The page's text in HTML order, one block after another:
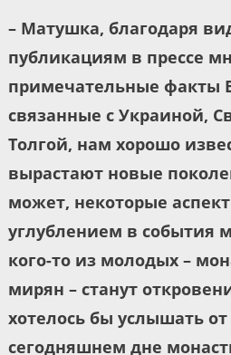
– Матушка, благодаря
публикациям в прессе
примечательные факты
связанные с Украиной,
Толгой, нам хорошо
вырастают новые
может, некоторые
углублением в события
кого-то из молодых –
мирян – станут
хотелось бы услышать от
сегодняшнем дне